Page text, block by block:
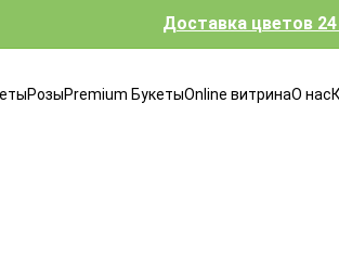
Доставка цветов 24
РозыPremium БукетыOnline витринаО нас